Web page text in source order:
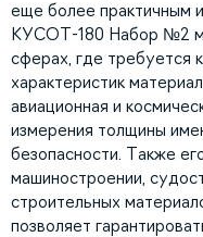
еще более практичным
КУСОТ-180 Набор №2
сферах, где требуется
характеристик
авиационная и
измерения толщины
безопасности. Также
машиностроении,
строительных
позволяет